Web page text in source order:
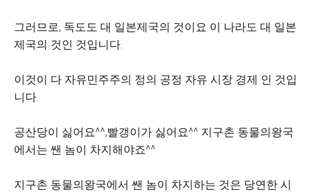
그러므로, 독도도 대 일본제국의 것이요 이 나라도 대 일본
제국의 것인 것입니다.
이것이 다 자유민주주의 정의 공정 자유 시장 경제 인 것입
니다.
공산당이 싫어요^^,빨갱이가 싫어요^^ 지구촌 동물의왕국
에서는 쌘 놈이 차지해야죠^^
지구촌 동물의왕국에서 쌘 놈이 차지하는 것은 당연한 시